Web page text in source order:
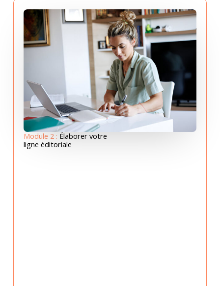
Module 2 : Élaborer votre
ligne éditoriale